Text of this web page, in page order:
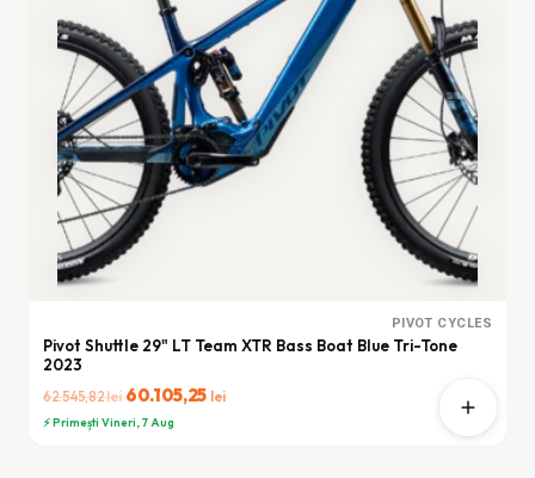
PIVOT CYCLES
Pivot Shuttle 29" LT Team XTR Bass Boat Blue Tri-Tone
2023
62.545,82lei Prețul
inițial
60.105,25 leiPrețul
⚡ Primești Vineri, 7 Aug